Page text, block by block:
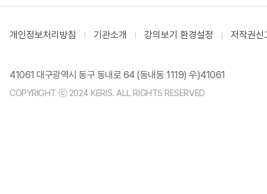
개인정보처리방침 기관소개 강의보기 환경설정 저작권신
41061 대구광역시 동구 동내로 64 (동내동 1119) 우)41061
COPYRIGHT ⓒ 2024 KERIS. ALL RIGHTS RESERVED